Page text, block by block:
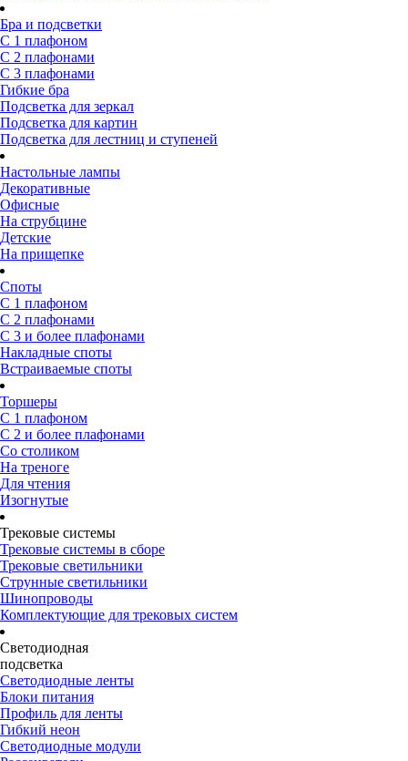
Бра и подсветки
С 1 плафоном
С 2 плафонами
С 3 плафонами
Гибкие бра
Подсветка для зеркал
Подсветка для картин
Подсветка для лестниц и ступеней
Настольные лампы
Декоративные
Офисные
На струбцине
Детские
На прищепке
Споты
С 1 плафоном
С 2 плафонами
С 3 и более плафонами
Накладные споты
Встраиваемые споты
Торшеры
С 1 плафоном
С 2 и более плафонами
Со столиком
На треноге
Для чтения
Изогнутые
Трековые системы
Трековые системы в сборе
Трековые светильники
Струнные светильники
Шинопроводы
Комплектующие для трековых систем
Светодиодная
подсветка
Светодиодные ленты
Блоки питания
Профиль для ленты
Гибкий неон
Светодиодные модули